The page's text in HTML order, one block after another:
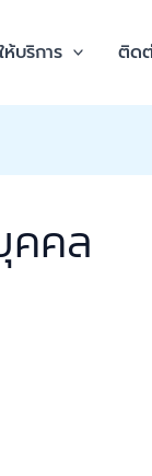
ห้บริการ ติด
คคล